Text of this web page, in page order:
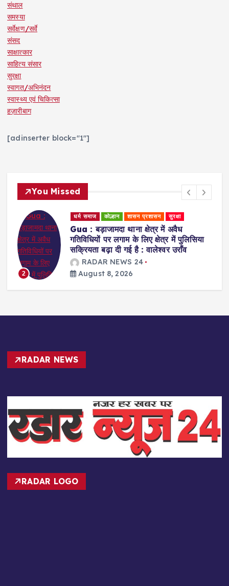
संथाल
समस्या
सर्वेक्षण/सर्वे
संसद
साक्षात्कार
साहित्य संसार
सुरक्षा
स्वागत/अभिनंदन
स्वास्थ्य एवं चिकित्सा
हज़ारीबाग
[adinserter block="1"]
You Missed
2
धर्म समाज कोल्हान शासन प्रशासन सुरक्षा
Gua : बड़ाजामदा थाना क्षेत्र में अवैध
गतिविधियों पर लगाम के लिए क्षेत्र में पुलिसिया
सक्रियता बढ़ा दी गई है : वालेश्वर उराँव
RADAR NEWS 24
August 8, 2026
RADAR NEWS
RADAR LOGO